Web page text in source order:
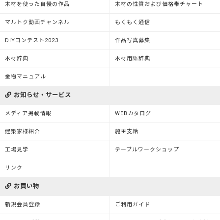
木材を使った自慢の作品 木材の性質および価格帯チャート
マルトク動画チャンネル もくもく通信
DIYコンテスト2023 作品写真募集
木材辞典 木材用語辞典
金物マニュアル
お知らせ・サービス
メディア掲載情報 WEBカタログ
建築家様紹介 施主支給
工場見学 テーブルワークショップ
リンク
お買い物
新規会員登録 ご利用ガイド